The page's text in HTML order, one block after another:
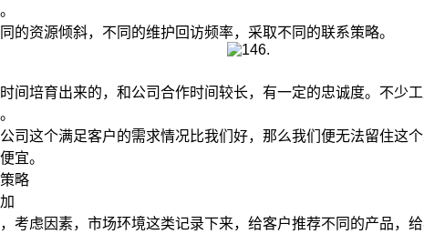
资源倾斜，不同的维护回访频率，采取不同的联系策略。
培育出来的，和公司合作时间较长，有一定的忠诚度。不少
这个满足客户的需求情况比我们好，那么我们便无法留住这个
宜。
略
虑因素，市场环境这类记录下来，给客户推荐不同的产品，